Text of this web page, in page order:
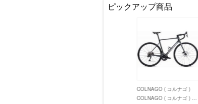
ピックアップ商品
COLNAGO ( コルナゴ )
COLNAGO ( コルナゴ ) ロ